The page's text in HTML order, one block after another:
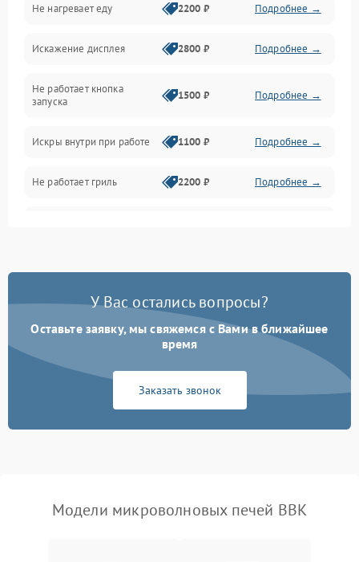
Механические повреждения
Питание и запуск
Нагрев и приготовление
Программное обеспечение
Не нагревает еду 2200 ₽ Подробнее →
Искажение дисплея 2800 ₽ Подробнее →
Не работает кнопка
запуска
1500 ₽ Подробнее →
Искры внутри при работе 1100 ₽ Подробнее →
Не работает гриль 2200 ₽ Подробнее →
Появление запаха гари 2400 ₽ Подробнее →
Проблемы с вентилятором 2000 ₽
Поломка системы
охлаждения
Подробнее →
Не работают сенсорные
Сломался трансформатор Подробнее →
У Вас остались вопросы?
Оставьте заявку, мы свяжемся с Вами в ближайшее
время
Заказать звонок
Модели микроволновых печей BBK